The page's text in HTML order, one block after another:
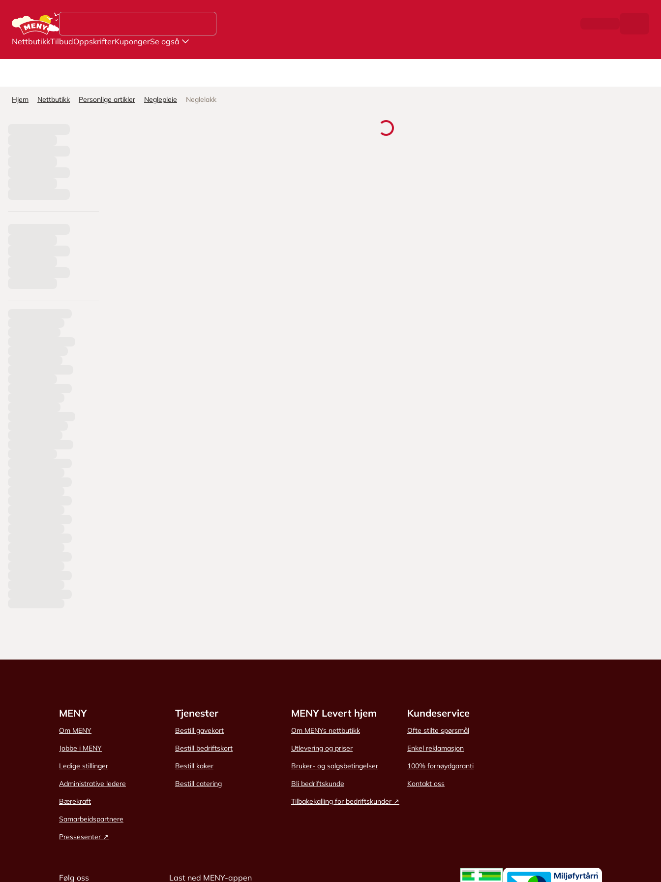
NettbutikkTilbudOppskrifterKupongerSe også
Hjem Nettbutikk Personlige artikler Neglepleie Neglelakk
MENY
Om MENY
Jobbe i MENY
Ledige stillinger
Administrative ledere
Bærekraft
Samarbeidspartnere
Pressesenter ↗
Tjenester
Bestill gavekort
Bestill bedriftskort
Bestill kaker
Bestill catering
MENY Levert hjem
Om MENYs nettbutikk
Utlevering og priser
Bruker- og salgsbetingelser
Bli bedriftskunde
Tilbakekalling for bedriftskunder ↗
Kundeservice
Ofte stilte spørsmål
Enkel reklamasjon
100% fornøydgaranti
Kontakt oss
Følg oss Last ned MENY-appen